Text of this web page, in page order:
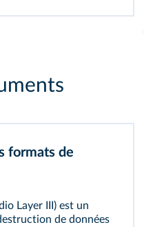
formats de
Layer III) est un
de données